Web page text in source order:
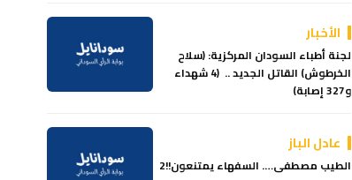
الأخبار
لجنة أطباء السودان المركزية: (سلاح
الخرطوش) القاتل الجديد .. (4 شهداء
و327 إصابة)
عادل الباز
الطيب مصطفى…. السفهاء يمتنعون!!2